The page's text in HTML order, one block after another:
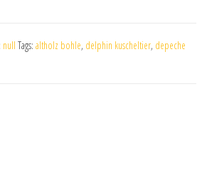
null Tags: altholz bohle, delphin kuscheltier, depeche